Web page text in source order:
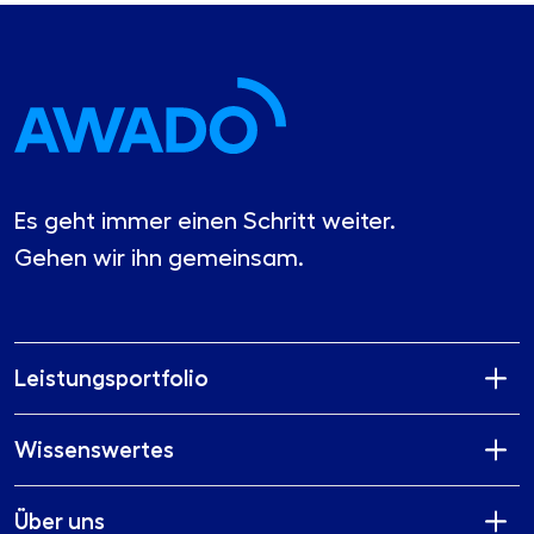
Es geht immer einen Schritt weiter.
Gehen wir ihn gemeinsam.
Leistungsportfolio
Wissenswertes
Über uns